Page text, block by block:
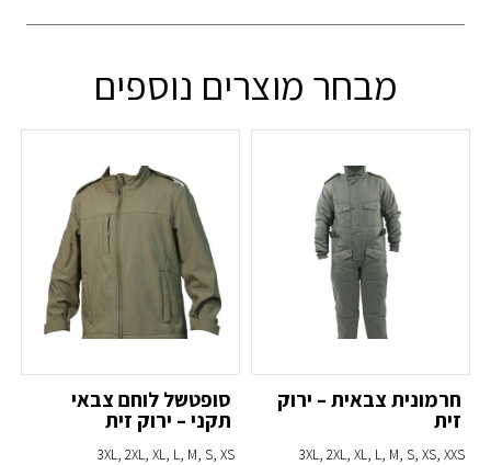
מבחר מוצרים נוספים
חרמונית צבאית – ירוק
זית
3XL, 2XL, XL, L, M, S, XS, XXS
סופטשל לוחם צבאי
תקני – ירוק זית
3XL, 2XL, XL, L, M, S, XS